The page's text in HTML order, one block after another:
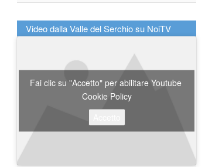
Video dalla Valle del Serchio su NoiTV
Fai clic su "Accetto" per abilitare Youtube
Cookie Policy